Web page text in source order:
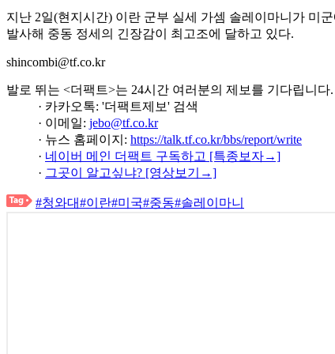
지난 2일(현지시간) 이란 군부 실세 가셈 솔레이마니가 미
발사해 중동 정세의 긴장감이 최고조에 달하고 있다.
shincombi@tf.co.kr
발로 뛰는 <더팩트>는 24시간 여러분의 제보를 기다립니다.
· 카카오톡: '더팩트제보' 검색
· 이메일: jebo@tf.co.kr
· 뉴스 홈페이지: https://talk.tf.co.kr/bbs/report/write
· 네이버 메인 더팩트 구독하고 [특종보자→]
· 그곳이 알고싶냐? [영상보기→]
#청와대#이란#미국#중동#솔레이마니